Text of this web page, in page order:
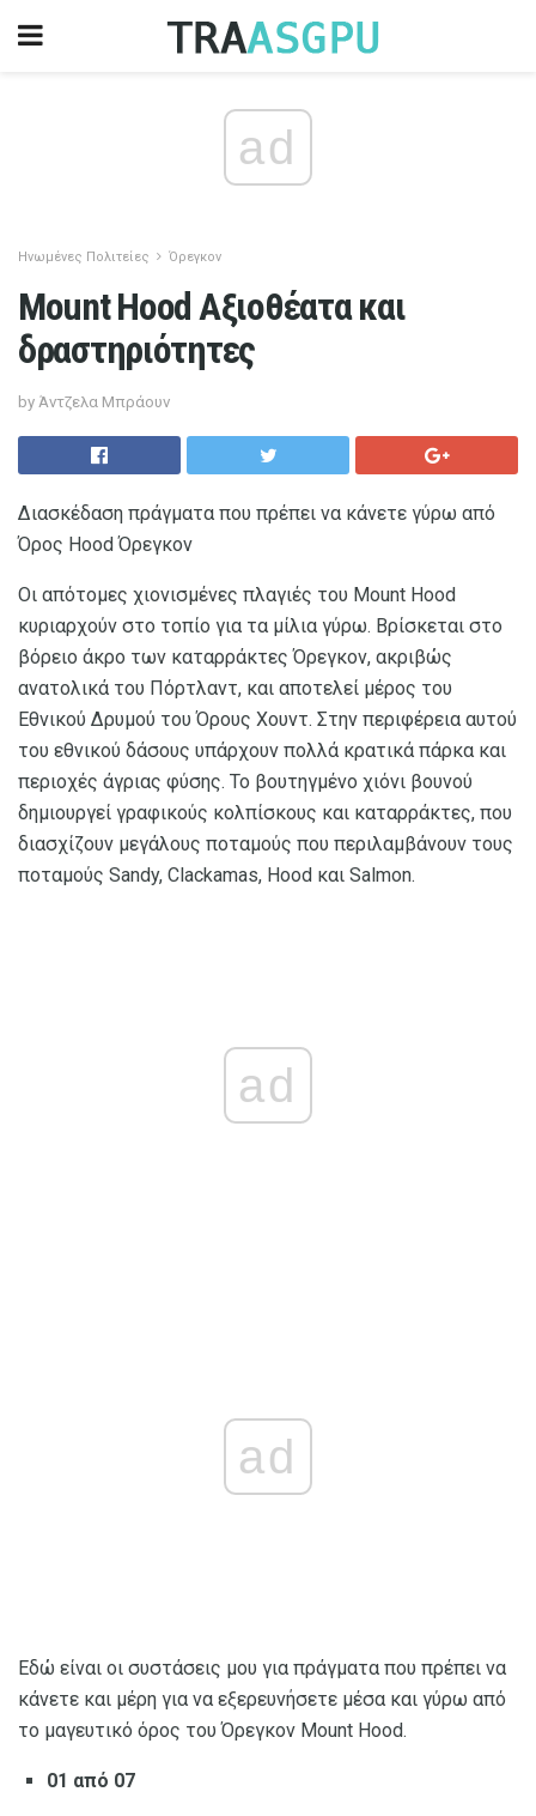
ad
Ηνωμένες Πολιτείες Όρεγκον
Mount Hood Αξιοθέατα και
δραστηριότητες
by Άντζελα Μπράουν
Διασκέδαση πράγματα που πρέπει να κάνετε γύρω από
Όρος Hood Όρεγκον
Οι απότομες χιονισμένες πλαγιές του Mount Hood
κυριαρχούν στο τοπίο για τα μίλια γύρω. Βρίσκεται στο
βόρειο άκρο των καταρράκτες Όρεγκον, ακριβώς
ανατολικά του Πόρτλαντ, και αποτελεί μέρος του
Εθνικού Δρυμού του Όρους Χουντ. Στην περιφέρεια αυτού
του εθνικού δάσους υπάρχουν πολλά κρατικά πάρκα και
περιοχές άγριας φύσης. Το βουτηγμένο χιόνι βουνού
δημιουργεί γραφικούς κολπίσκους και καταρράκτες, που
διασχίζουν μεγάλους ποταμούς που περιλαμβάνουν τους
ποταμούς Sandy, Clackamas, Hood και Salmon.
ad
ad
Εδώ είναι οι συστάσεις μου για πράγματα που πρέπει να
κάνετε και μέρη για να εξερευνήσετε μέσα και γύρω από
το μαγευτικό όρος του Όρεγκον Mount Hood.
01 από 07